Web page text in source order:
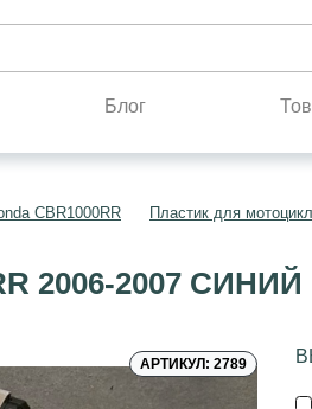
Блог
CBR1000RR Пластик для
2006-2007
АРТИКУЛ: 2789